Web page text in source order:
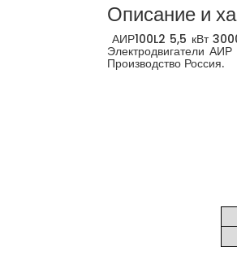
Описание и
АИР100L2 5,5 кВт
Электродвигатели
Производство Россия.